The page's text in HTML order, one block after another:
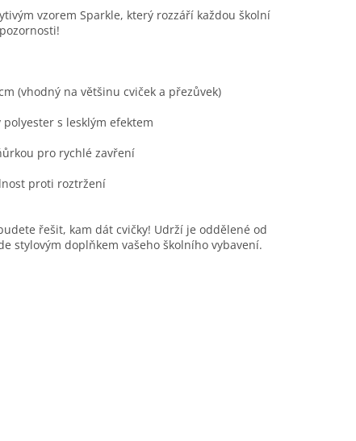
vzorem Sparkle, který rozzáří každou školní
(vhodný na většinu cviček a přezůvek)
s lesklým efektem
pro rychlé zavření
proti roztržení
řešit, kam dát cvičky! Udrží je oddělené od
stylovým doplňkem vašeho školního vybavení.